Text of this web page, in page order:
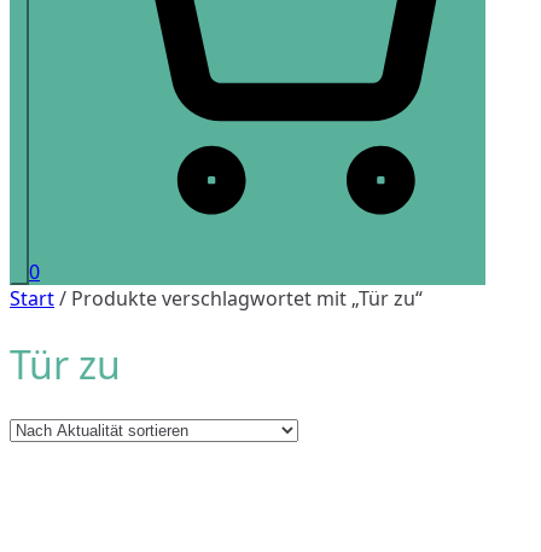
0
Start/ Produkte verschlagwortet mit „Tür zu“
Tür zu